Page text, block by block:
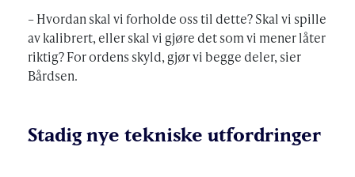
– Hvordan skal vi forholde oss til dette? Skal vi spille
av kalibrert, eller skal vi gjøre det som vi mener låter
riktig? For ordens skyld, gjør vi begge deler, sier
Bårdsen.
Stadig nye tekniske utfordringer